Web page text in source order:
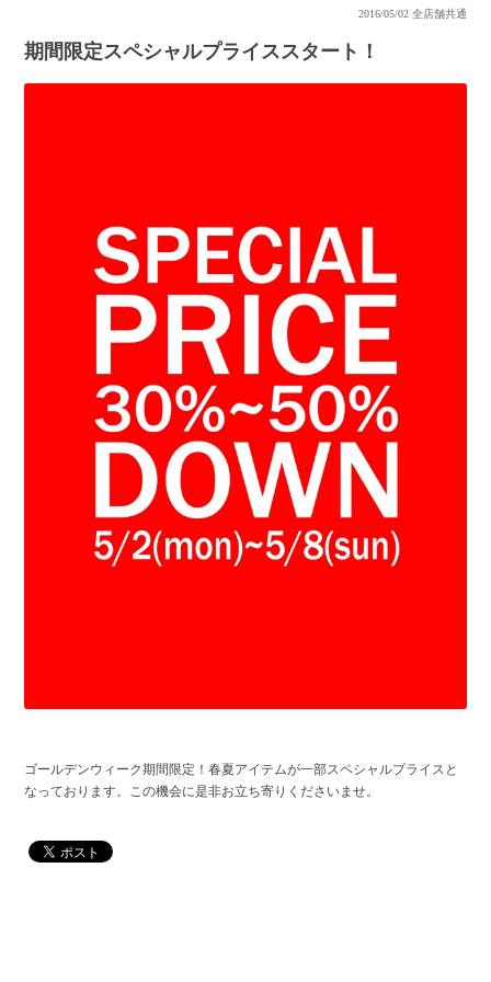
2016/05/02 全店舗共通
期間限定スペシャルプライススタート！
ゴールデンウィーク期間限定！春夏アイテムが一部スペシャルプライスと
なっております。この機会に是非お立ち寄りくださいませ。